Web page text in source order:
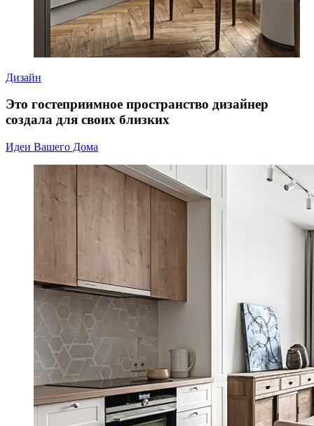
Дизайн
Это гостеприимное пространство дизайнер
создала для своих близких
Идеи Вашего Дома